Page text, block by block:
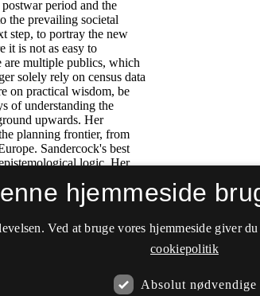
hjemmeside
Ved at bruge vores hjemmeside giver
cookiepolitik
Absolut nødvendige